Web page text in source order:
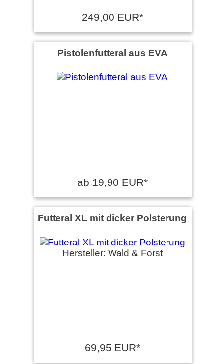
249,00 EUR*
Pistolenfutteral aus EVA
ab 19,90 EUR*
Futteral XL mit dicker Polsterung
Hersteller: Wald & Forst
69,95 EUR*